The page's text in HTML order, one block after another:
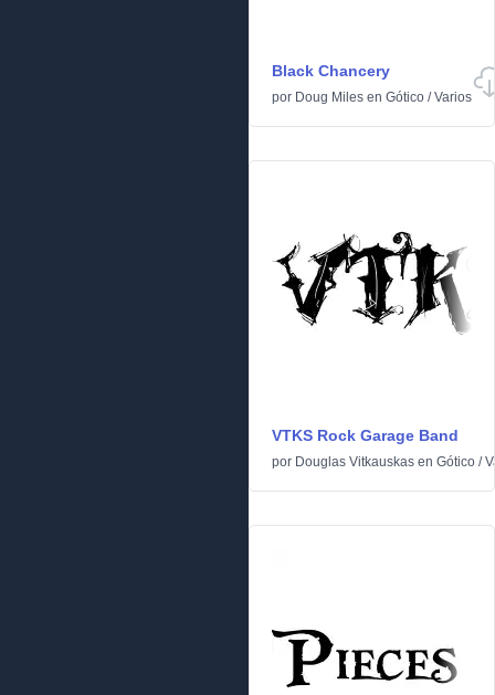
Black Chancery
por Doug Miles en Gótico /Varios
VTKS Rock Garage Band
por Douglas Vitkauskas en Gótico /